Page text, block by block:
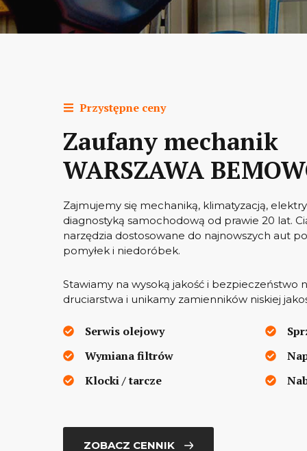
Przystępne ceny
Zaufany mechanik
WARSZAWA
Zajmujemy się mechaniką, klimatyzacją,
diagnostyką samochodową od prawie 20 lat.
narzędzia dostosowane do najnowszych aut
pomyłek i niedoróbek.
Stawiamy na wysoką jakość i bezpieczeństwo
druciarstwa i unikamy zamienników niskiej
Serwis olejowy
Wymiana filtrów
Klocki / tarcze
ZOBACZ CENNIK